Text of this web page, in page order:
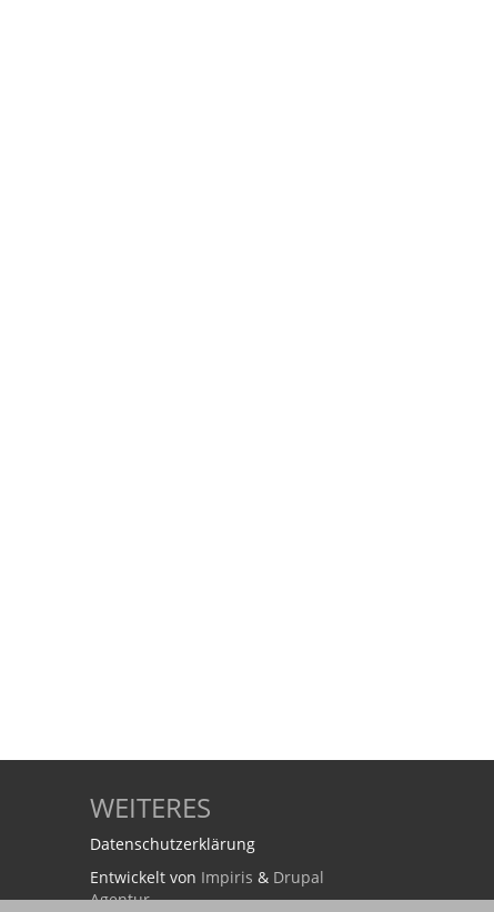
WEITERES
Datenschutzerklärung
Entwickelt von Impiris & Drupal
Agentur